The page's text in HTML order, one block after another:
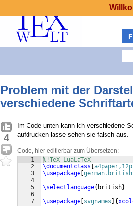
Problem mit der
verschiedene
4
Im Code unten kann ich verschiedene
aufdrucken lasse sehen sie falsch aus.
Code, hier editierbar zum Übersetzen:
1
2
3
4
5
6
7
%!TeX LuaLaTeX
\documentclass
\usepackage german,british
\selectlanguage{ british}
\usepackage svgnames {